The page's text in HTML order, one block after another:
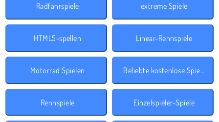
Radfahrspiele extreme Spiele
HTML5-spellen Linear-Rennspiele
Motorrad Spielen Beliebte kostenlose Spiele
Rennspiele Einzelspieler-Spiele